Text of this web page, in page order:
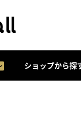
ショップから探